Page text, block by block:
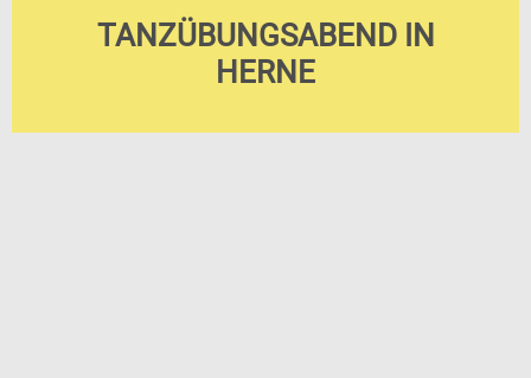
TANZÜBUNGSABEND IN
HERNE